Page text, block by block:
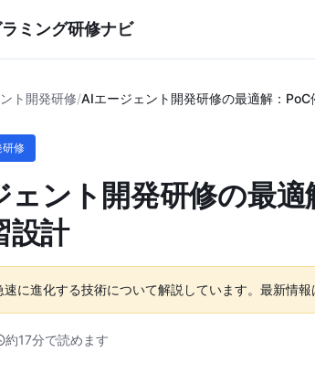
ミング研修ナビ
ト開発研修/AIエージェント開発研修の最適解：
研修
ェント開発研修の最
設計
速に進化する技術について解説しています。最新情
約17分で読めます